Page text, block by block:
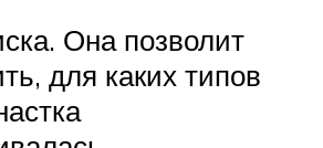
Она позволит
для каких типов